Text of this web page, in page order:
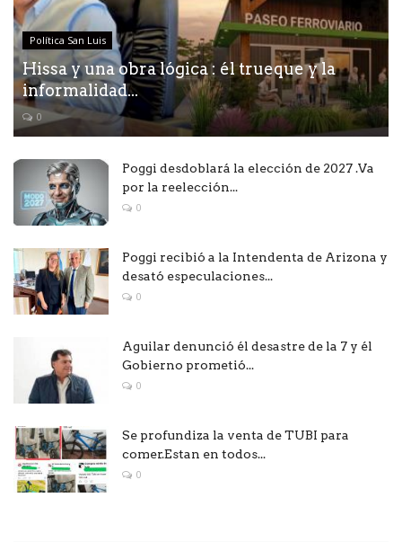
Política San Luis
Hissa y una obra lógica : él trueque y la
informalidad...
0
Poggi desdoblará la elección de 2027 .Va
por la reelección...
0
Poggi recibió a la Intendenta de Arizona y
desató especulaciones...
0
Aguilar denunció él desastre de la 7 y él
Gobierno prometió...
0
Se profundiza la venta de TUBI para
comer.Estan en todos...
0